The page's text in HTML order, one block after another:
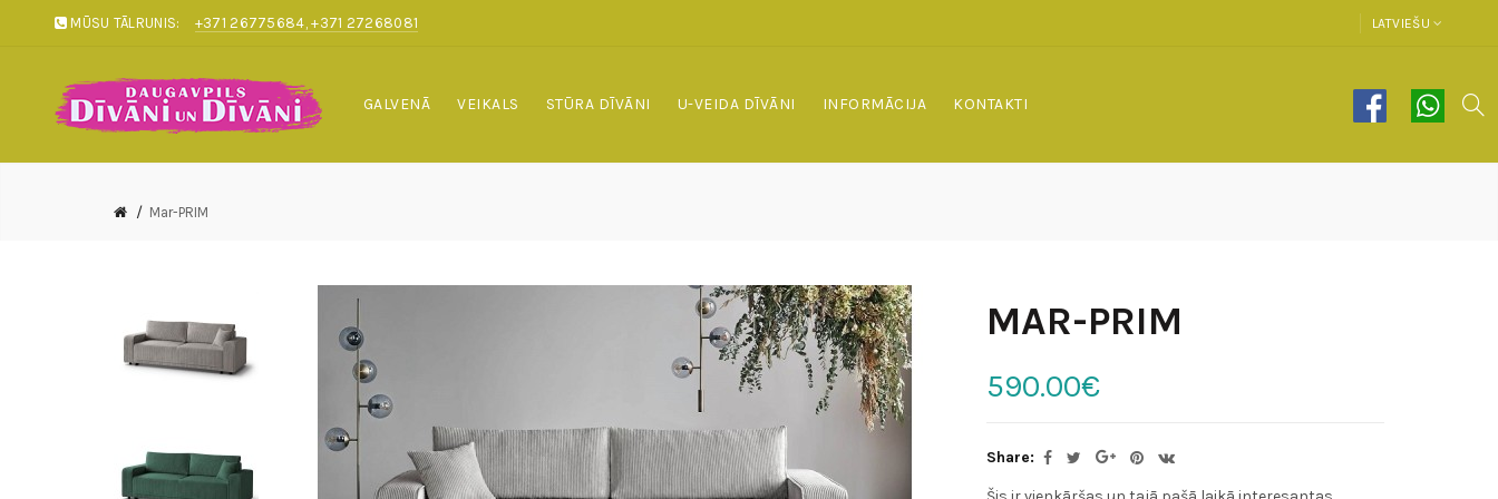
MŪSU TĀLRUNIS: +371 26775684, +371 27268081 LATVIEŠU
GALVENĀ VEIKALS STŪRA DĪVĀNI U-VEIDA DĪVĀNI INFORMĀCIJA KONTAKTI
Mar-PRIM
MAR-PRIM
590.00€
Share: